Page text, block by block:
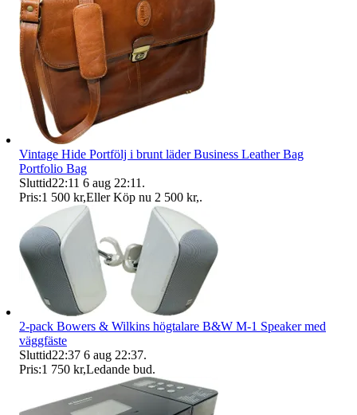
Vintage Hide Portfölj i brunt läder Business Leather Bag
Portfolio Bag
Sluttid22:11 6 aug 22:11 .
Pris:1 500 kr,Eller Köp nu 2 500 kr,.
2-pack Bowers & Wilkins högtalare B&W M-1 Speaker med
väggfäste
Sluttid22:37 6 aug 22:37.
Pris:1 750 kr,Ledande bud.